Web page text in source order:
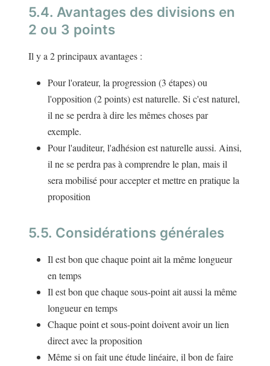
5.4. Avantages des divisions en
2 ou 3 points
Il y a 2 principaux avantages :
Pour l'orateur, la progression (3 étapes) ou
l'opposition (2 points) est naturelle. Si c'est naturel,
il ne se perdra à dire les mêmes choses par
exemple.
Pour l'auditeur, l'adhésion est naturelle aussi. Ainsi,
il ne se perdra pas à comprendre le plan, mais il
sera mobilisé pour accepter et mettre en pratique la
proposition
5.5. Considérations générales
Il est bon que chaque point ait la même longueur
en temps
Il est bon que chaque sous-point ait aussi la même
longueur en temps
Chaque point et sous-point doivent avoir un lien
direct avec la proposition
Même si on fait une étude linéaire, il bon de faire